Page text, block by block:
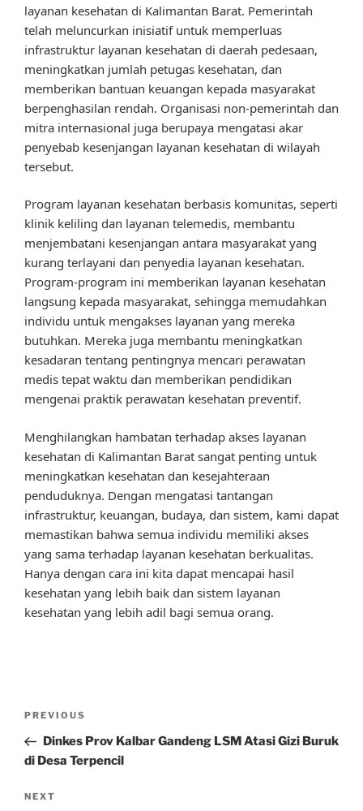
layanan kesehatan di Kalimantan Barat. Pemerintah
telah meluncurkan inisiatif untuk memperluas
infrastruktur layanan kesehatan di daerah pedesaan,
meningkatkan jumlah petugas kesehatan, dan
memberikan bantuan keuangan kepada masyarakat
berpenghasilan rendah. Organisasi non-pemerintah dan
mitra internasional juga berupaya mengatasi akar
penyebab kesenjangan layanan kesehatan di wilayah
tersebut.
Program layanan kesehatan berbasis komunitas, seperti
klinik keliling dan layanan telemedis, membantu
menjembatani kesenjangan antara masyarakat yang
kurang terlayani dan penyedia layanan kesehatan.
Program-program ini memberikan layanan kesehatan
langsung kepada masyarakat, sehingga memudahkan
individu untuk mengakses layanan yang mereka
butuhkan. Mereka juga membantu meningkatkan
kesadaran tentang pentingnya mencari perawatan
medis tepat waktu dan memberikan pendidikan
mengenai praktik perawatan kesehatan preventif.
Menghilangkan hambatan terhadap akses layanan
kesehatan di Kalimantan Barat sangat penting untuk
meningkatkan kesehatan dan kesejahteraan
penduduknya. Dengan mengatasi tantangan
infrastruktur, keuangan, budaya, dan sistem, kami dapat
memastikan bahwa semua individu memiliki akses
yang sama terhadap layanan kesehatan berkualitas.
Hanya dengan cara ini kita dapat mencapai hasil
kesehatan yang lebih baik dan sistem layanan
kesehatan yang lebih adil bagi semua orang.
Previous
Post
PREVIOUS
Dinkes Prov Kalbar Gandeng LSM Atasi Gizi Buruk
di Desa Terpencil
Next
NEXT